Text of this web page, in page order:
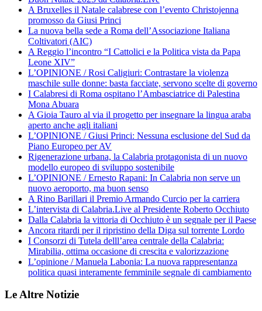
A Bruxelles il Natale calabrese con l’evento Christojenna
promosso da Giusi Princi
La nuova bella sede a Roma dell’Associazione Italiana
Coltivatori (AIC)
A Reggio l’incontro “I Cattolici e la Politica vista da Papa
Leone XIV”
L’OPINIONE / Rosi Caligiuri: Contrastare la violenza
maschile sulle donne: basta facciate, servono scelte di governo
I Calabresi di Roma ospitano l’Ambasciatrice di Palestina
Mona Abuara
A Gioia Tauro al via il progetto per insegnare la lingua araba
aperto anche agli italiani
L’OPINIONE / Giusi Princi: Nessuna esclusione del Sud da
Piano Europeo per AV
Rigenerazione urbana, la Calabria protagonista di un nuovo
modello europeo di sviluppo sostenibile
L’OPINIONE / Ernesto Rapani: In Calabria non serve un
nuovo aeroporto, ma buon senso
A Rino Barillari il Premio Armando Curcio per la carriera
L’intervista di Calabria.Live al Presidente Roberto Occhiuto
Dalla Calabria la vittoria di Occhiuto è un segnale per il Paese
Ancora ritardi per il ripristino della Diga sul torrente Lordo
I Consorzi di Tutela delll’area centrale della Calabria:
Mirabilia, ottima occasione di crescita e valorizzazione
L’opinione / Manuela Labonia: La nuova rappresentanza
politica quasi interamente femminile segnale di cambiamento
Le Altre Notizie